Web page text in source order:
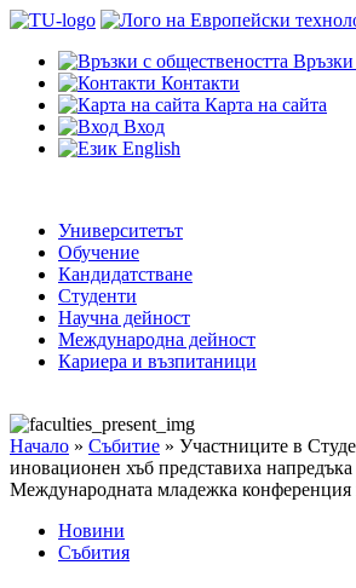
Връзки
Контакти
Карта на сайта
Вход
English
Университетът
Обучение
Кандидатстване
Студенти
Научна дейност
Международна дейност
Кариера и възпитаници
Начало » Събитие » Участниците в
иновационен хъб представиха
Международната младежка конференция
Новини
Събития